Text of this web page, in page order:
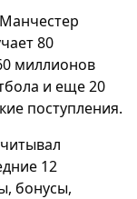
80
миллионов
и еще 20
поступления.
12
бонусы,